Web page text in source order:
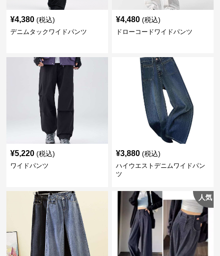
¥4,380 (税込)
デニムタックワイドパンツ
¥4,480 (税込)
ドローコードワイドパンツ
¥5,220 (税込)
ワイドパンツ
¥3,880 (税込)
ハイウエストデニムワイドパン
ツ
人気